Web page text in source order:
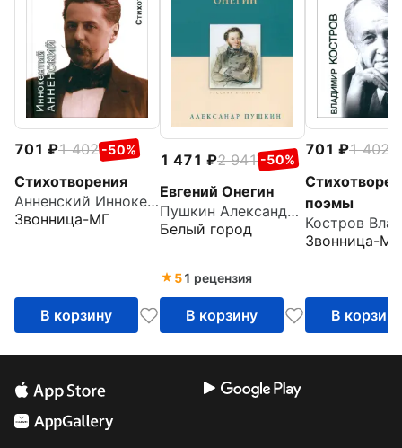
701 1 402 -50%
Стихотворения
Анненский Иннокентий Федорович
Звонница-МГ
В корзину
1 471 2 941 -50%
Евгений Онегин
Пушкин Александр Сергеевич
Белый город
51 рецензия
В корзину
701 1 402
поэмы
Звонница-МГ
В корзину